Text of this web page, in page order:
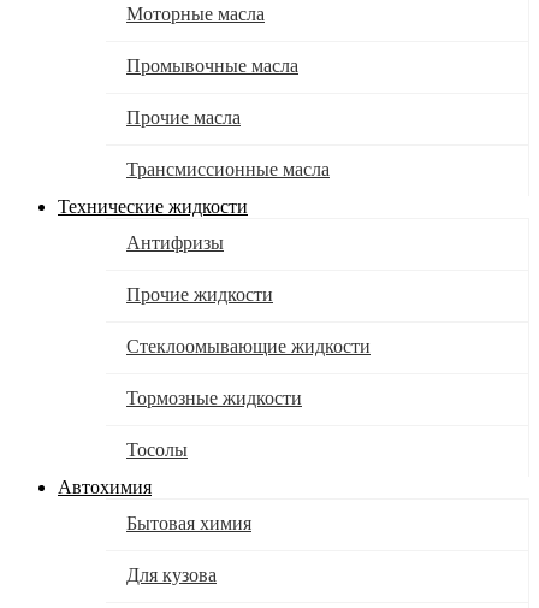
Моторные масла
Промывочные масла
Прочие масла
Трансмиссионные масла
Технические жидкости
Антифризы
Прочие жидкости
Стеклоомывающие жидкости
Тормозные жидкости
Тосолы
Автохимия
Бытовая химия
Для кузова